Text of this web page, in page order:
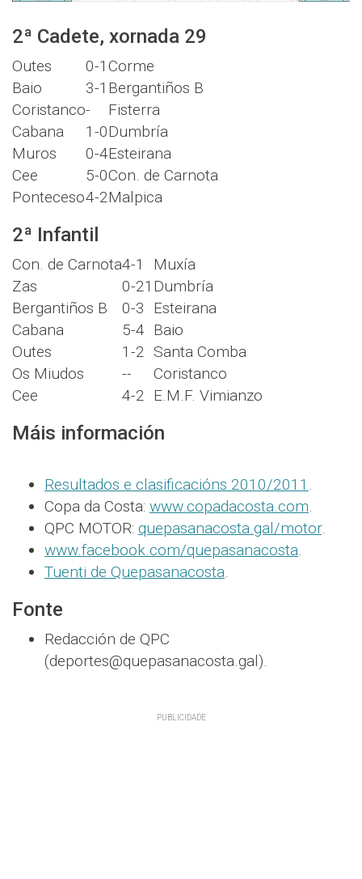
2ª Cadete, xornada 29
Outes 0-1 Corme
Baio
3-1 Bergantiños B
Coristanco-
Fisterra
Cabana
1-0Dumbría
Muros
0-4Esteirana
Cee
5-0Con. de Carnota
Ponteceso4-2Malpica
2ª Infantil
Con. de Carnota4-1
Muxía
Zas
0-21 Dumbría
Bergantiños B
0-3
Esteirana
Cabana
5-4 Baio
Outes
1-2 Santa Comba
Os Miudos
--
Coristanco
Cee
4-2 E.M.F. Vimianzo
Máis información
Resultados e clasificacións 2010/2011 .
Copa da Costa: www.copadacosta.com.
QPC MOTOR: quepasanacosta.gal/motor.
www.facebook.com/quepasanacosta.
Tuenti de Quepasanacosta.
Fonte
Redacción de QPC
(deportes@quepasanacosta.gal).